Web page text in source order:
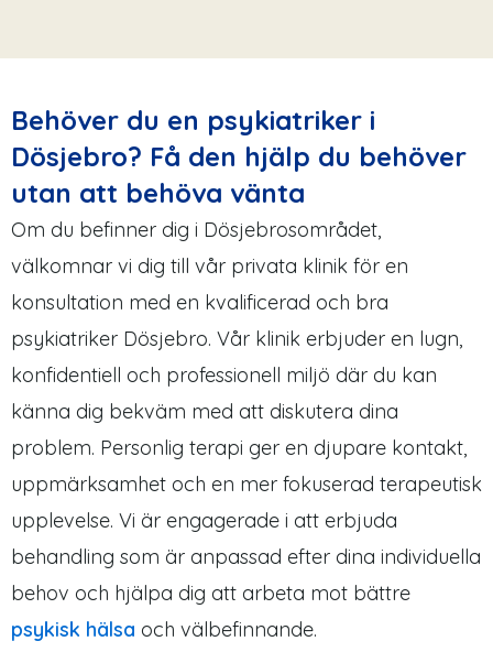
Behöver du en psykiatriker i
Dösjebro? Få den hjälp du behöver
utan att behöva vänta
Om du befinner dig i Dösjebrosområdet,
välkomnar vi dig till vår privata klinik för en
konsultation med en kvalificerad och bra
psykiatriker Dösjebro. Vår klinik erbjuder en lugn,
konfidentiell och professionell miljö där du kan
känna dig bekväm med att diskutera dina
problem. Personlig terapi ger en djupare kontakt,
uppmärksamhet och en mer fokuserad terapeutisk
upplevelse. Vi är engagerade i att erbjuda
behandling som är anpassad efter dina individuella
behov och hjälpa dig att arbeta mot bättre
psykisk hälsa och välbefinnande.